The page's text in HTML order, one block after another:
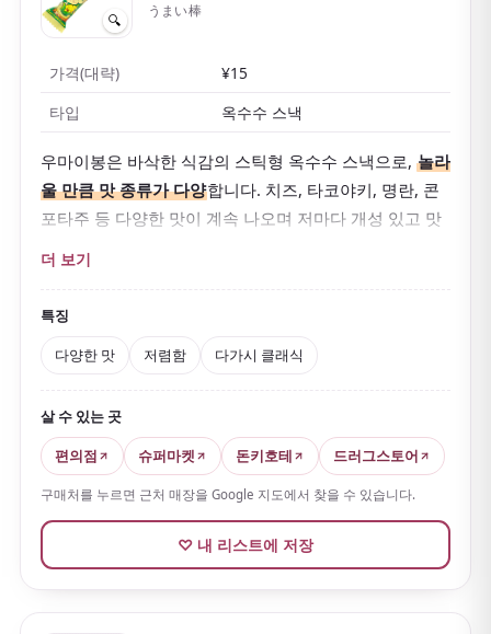
🔍
うまい棒
가격(대략)
¥15
타입
옥수수 스낵
우마이봉은 바삭한 식감의 스틱형 옥수수 스낵으로, 놀라
울 만큼 맛 종류가 다양합니다. 치즈, 타코야키, 명란, 콘
포타주 등 다양한 맛이 계속 나오며 저마다 개성 있고 맛
저렴한 가격도 매력으로 남녀노소 모두 좋아합니다. 포
장에는 귀여운
(저가 과자) 문화의 아이콘입니다.
더 보기
특징
다양한 맛
저렴함 다가시 클래식
살 수 있는 곳
편의점
슈퍼마켓 돈키호테 드러그스토어
구매처를 누르면 근처 매장을 Google 지도에서 찾을 수 있습니다.
♡ 내 리스트에 저장